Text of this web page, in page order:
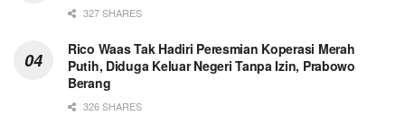
327 SHARES
Rico Waas Tak Hadiri Peresmian Koperasi Merah
Putih, Diduga Keluar Negeri Tanpa Izin, Prabowo
Berang
326 SHARES